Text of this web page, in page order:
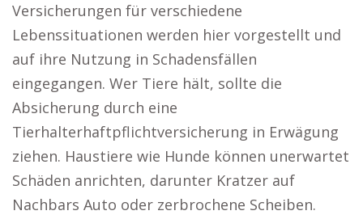
Versicherungen für verschiedene
Lebenssituationen werden hier vorgestellt und
auf ihre Nutzung in Schadensfällen
eingegangen. Wer Tiere hält, sollte die
Absicherung durch eine
Tierhalterhaftpflichtversicherung in Erwägung
ziehen. Haustiere wie Hunde können unerwartet
Schäden anrichten, darunter Kratzer auf
Nachbars Auto oder zerbrochene Scheiben.